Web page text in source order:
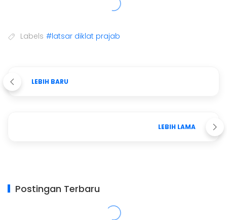
Labels #latsar diklat prajab
LEBIH BARU
LEBIH LAMA
Postingan Terbaru